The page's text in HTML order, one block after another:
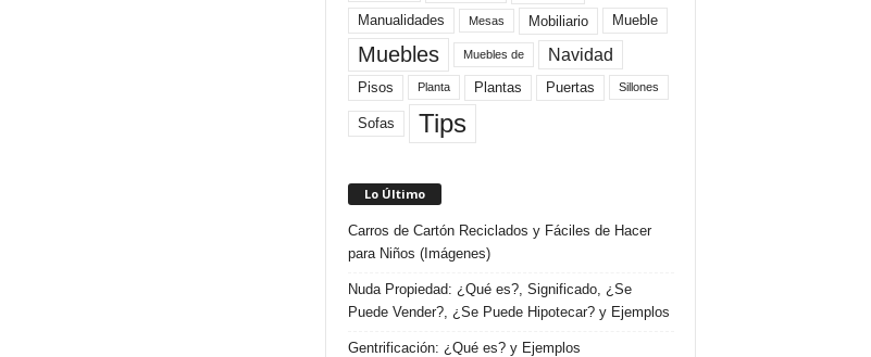
Manualidades Mesas Mobiliario Mueble
Muebles Muebles de Navidad
Pisos Planta Plantas Puertas Sillones
Sofas Tips
Lo Último
Carros de Cartón Reciclados y Fáciles de Hacer
para Niños (Imágenes)
Nuda Propiedad: ¿Qué es?, Significado, ¿Se
Puede Vender?, ¿Se Puede Hipotecar? y Ejemplos
Gentrificación: ¿Qué es? y Ejemplos